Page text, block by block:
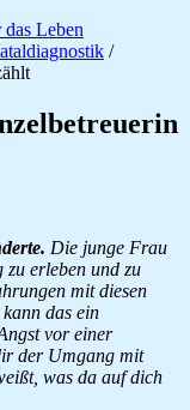
/
Die junge Frau
erleben und zu
mit diesen
das ein
vor einer
der Umgang mit
was da auf dich